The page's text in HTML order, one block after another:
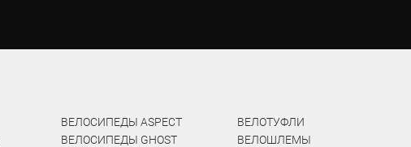
ВЕЛОСИПЕДЫ ASPECT
ВЕЛОСИПЕДЫ GHOST
ВЕЛОТУФЛИ
ВЕЛОШЛЕМЫ